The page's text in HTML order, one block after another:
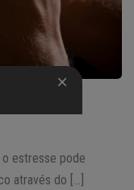
PARA
estresse pode
através do […]